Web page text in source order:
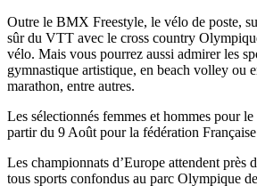
Outre le BMX Freestyle, le vélo de poste,
sûr du VTT avec le cross country
vélo. Mais vous pourrez aussi admirer les
gymnastique artistique, en beach volley ou
marathon, entre autres.
Les sélectionnés femmes et hommes pour
partir du 9 Août pour la fédération
Les championnats d’Europe attendent près
tous sports confondus au parc Olympique